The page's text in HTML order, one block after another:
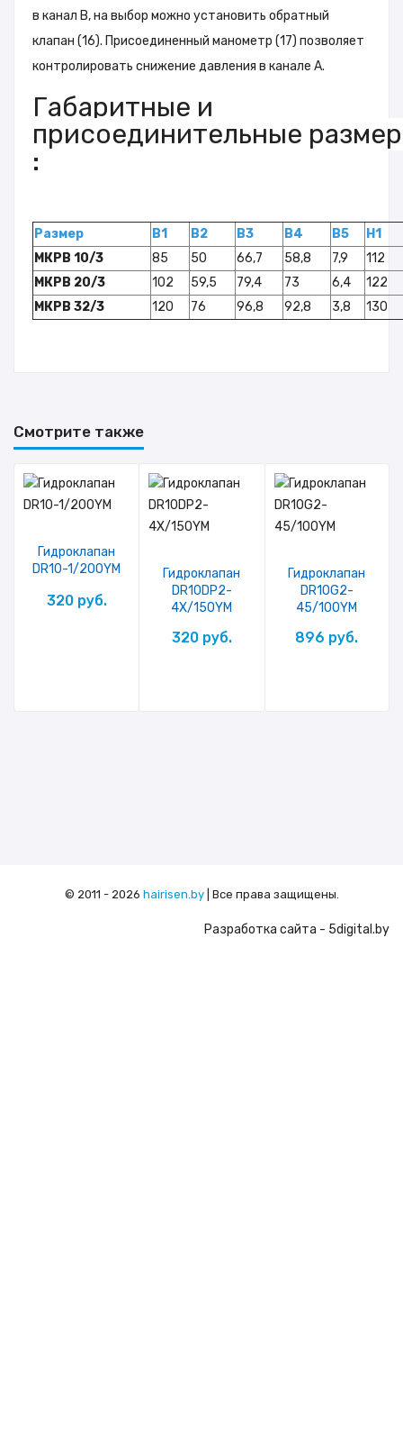
в канал B, на выбор можно установить обратный
клапан (16). Присоединенный манометр (17) позволяет
контролировать снижение давления в канале A.
Габаритные и
присоединительные
:
Размер B1 B2 B3 B4 B5
H1
МКРВ 10/3
85 50 66,7 58,8 7,9
112
МКРВ 20/3
102 59,5 79,4 73 6,4
122
МКРВ 32/3
120 76 96,8 92,8 3,8 130
Смотрите также
Гидроклапан
DR10-1/200YM
320 руб.
Гидроклапан
DR10DP2-
4X/150YM
320 руб.
Гидроклапан
DR10G2-
45/100YM
896 руб.
© 2011 - 2026 hairisen.by| Все права защищены.
Разработка сайта - 5digital.by